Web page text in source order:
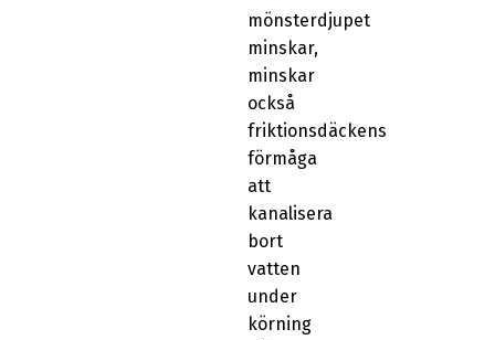
mönsterdjupet
minskar,
minskar
också
friktionsdäckens
förmåga
att
kanalisera
bort
vatten
under
körning